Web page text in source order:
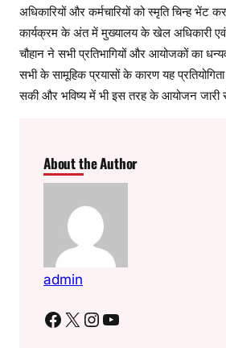
अधिकारियों और कर्मचारियों को स्मृति चिन्ह भेंट
कार्यक्रम के अंत में मुख्यालय के खेल अधिकारी
चौहान ने सभी प्रतिभागियों और आयोजकों का
सभी के सामूहिक प्रयासों के कारण यह
सकी और भविष्य में भी इस तरह के आयोजन जारी
About the Author
admin
Facebook X Instagram YouTube